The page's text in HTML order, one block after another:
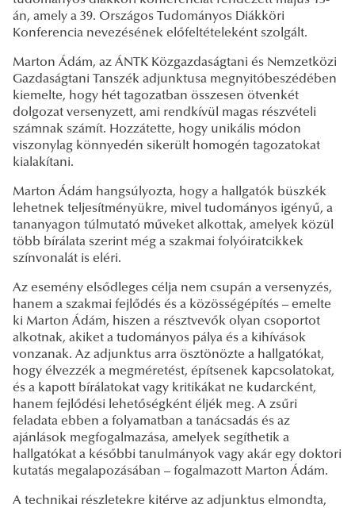
án, amely a 39. Országos Tudományos Diákköri
Konferencia nevezésének előfeltételeként szolgált.
Marton Ádám, az ÁNTK Közgazdaságtani és Nemzetközi
Gazdaságtani Tanszék adjunktusa megnyitóbeszédében
kiemelte, hogy hét tagozatban összesen ötvenkét
dolgozat versenyzett, ami rendkívül magas részvételi
számnak számít. Hozzátette, hogy unikális módon
viszonylag könnyedén sikerült homogén tagozatokat
kialakítani.
Marton Ádám hangsúlyozta, hogy a hallgatók büszkék
lehetnek teljesítményükre, mivel tudományos igényű, a
tananyagon túlmutató műveket alkottak, amelyek közül
több bírálata szerint még a szakmai folyóiratcikkek
színvonalát is eléri.
Az esemény elsődleges célja nem csupán a versenyzés,
hanem a szakmai fejlődés és a közösségépítés – emelte
ki Marton Ádám, hiszen a résztvevők olyan csoportot
alkotnak, akiket a tudományos pálya és a kihívások
vonzanak. Az adjunktus arra ösztönözte a hallgatókat,
hogy élvezzék a megméretést, építsenek kapcsolatokat,
és a kapott bírálatokat vagy kritikákat ne kudarcként,
hanem fejlődési lehetőségként éljék meg. A zsűri
feladata ebben a folyamatban a tanácsadás és az
ajánlások megfogalmazása, amelyek segíthetik a
hallgatókat a későbbi tanulmányok vagy akár egy doktori
kutatás megalapozásában – fogalmazott Marton Ádám.
A technikai részletekre kitérve az adjunktus elmondta,